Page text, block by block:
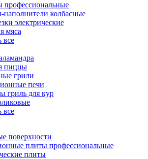
профессиональные
колбасные
электрические
мяса
все
пиццы
грили
печи
гриль для кур
все
поверхности
плиты профессиональные
плиты